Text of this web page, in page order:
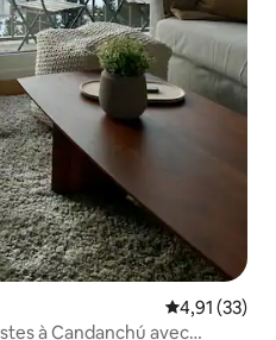
Évaluation
4,91 (33)
à Candanchú avec